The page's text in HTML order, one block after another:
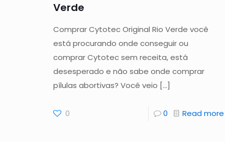
Verde
Comprar Cytotec Original Rio Verde você
está procurando onde conseguir ou
comprar Cytotec sem receita, está
desesperado e não sabe onde comprar
pílulas abortivas? Você veio […]
0 0 Read more